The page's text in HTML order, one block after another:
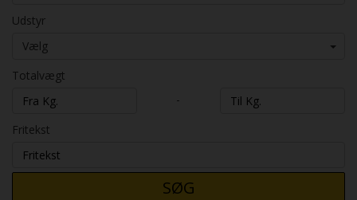
Udstyr
Vælg
Totalvægt
-
Fritekst
SØG